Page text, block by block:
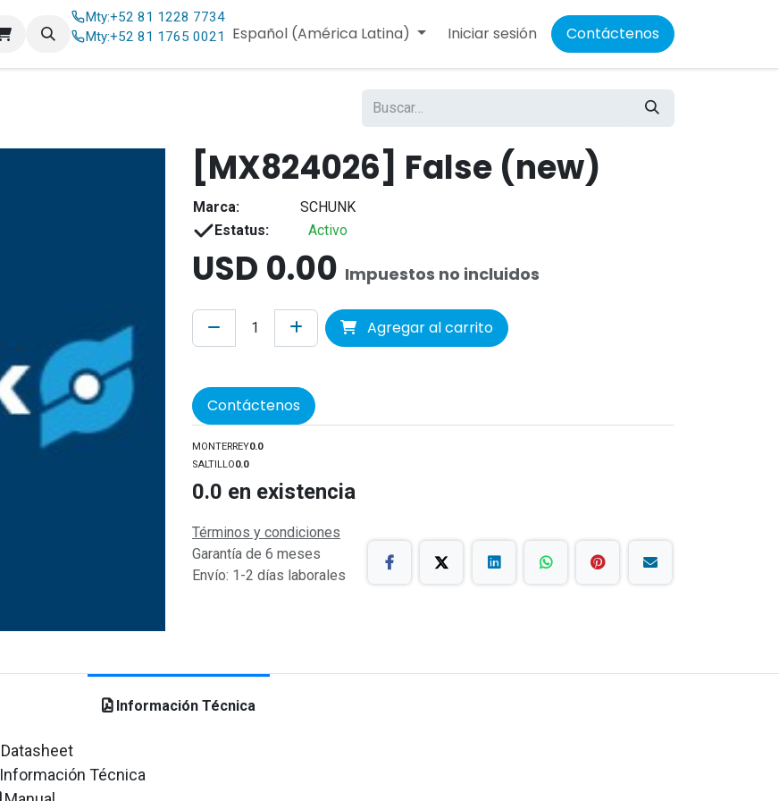
Contáctenos
Mty:+52 81 1228 7734
Mty:+52 81 1765 0021 Español (América Latina) Iniciar sesión Contáctenos
[MX824026] False (new)
Marca:
SCHUNK
Estatus:
Activo
USD 0.00 Impuestos no incluidos
Agregar al carrito
Contáctenos
MONTERREY0.0
SALTILLO0.0
0.0 en existencia
Términos y condiciones
Garantía de 6 meses
Envío: 1-2 días laborales
Información Técnica
Datasheet
Información Técnica